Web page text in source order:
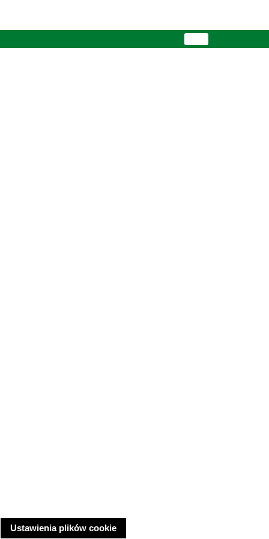
Ustawienia plików cookie